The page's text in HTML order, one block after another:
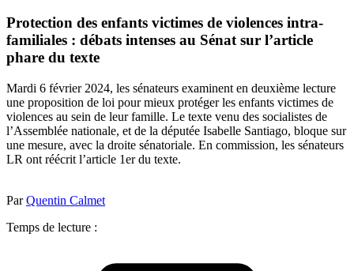
Protection des enfants victimes de violences intra-
familiales : débats intenses au Sénat sur l’article
phare du texte
Mardi 6 février 2024, les sénateurs examinent en deuxième lecture
une proposition de loi pour mieux protéger les enfants victimes de
violences au sein de leur famille. Le texte venu des socialistes de
l’Assemblée nationale, et de la députée Isabelle Santiago, bloque sur
une mesure, avec la droite sénatoriale. En commission, les sénateurs
LR ont réécrit l’article 1er du texte.
ParQuentin Calmet
Temps de lecture :